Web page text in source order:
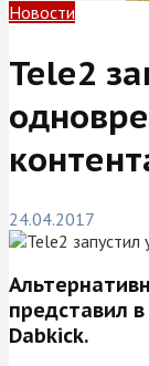
Новости
Tele2
24.04.2017
представил
Dabkick.